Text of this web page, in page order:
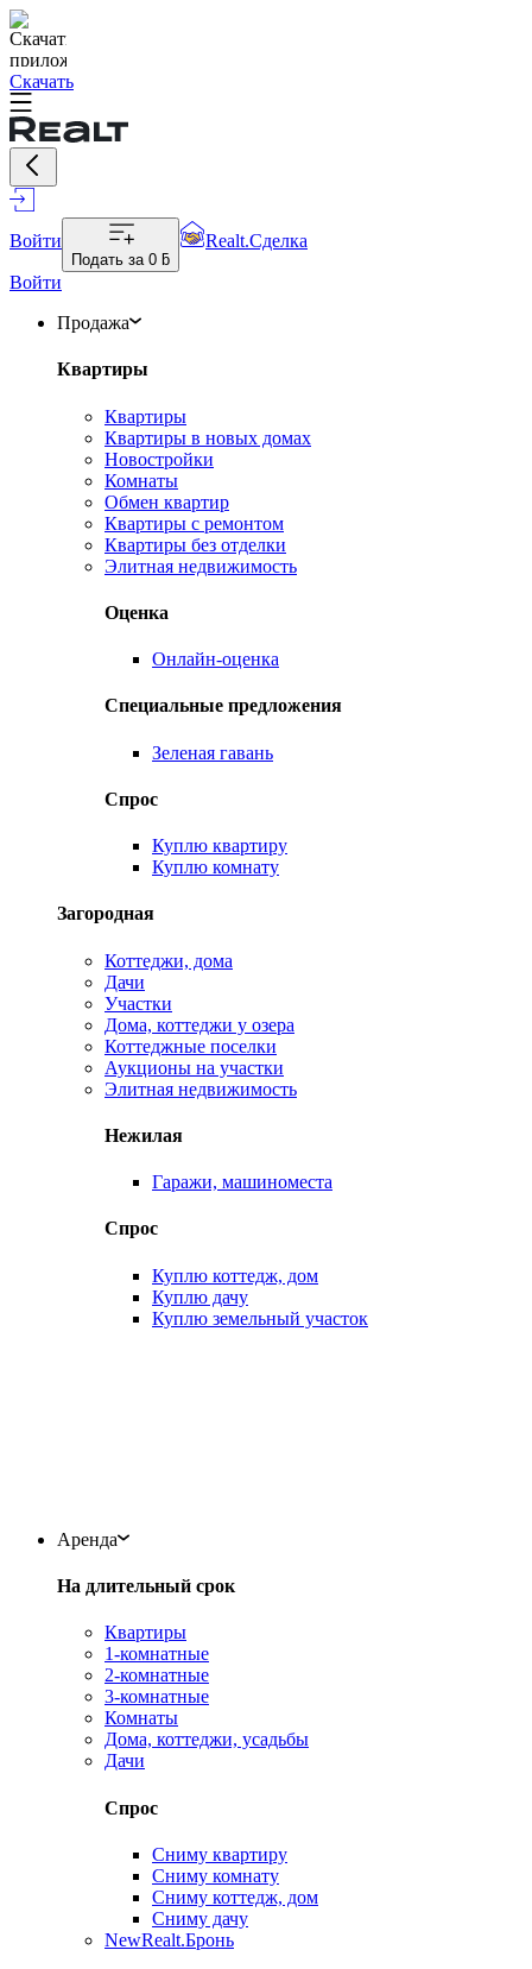
Скачать
Войти
Подать за 0 ƃ
Realt.Сделка
Войти
Продажа
Квартиры
Квартиры
Квартиры в новых домах
Новостройки
Комнаты
Обмен квартир
Квартиры с ремонтом
Квартиры без отделки
Элитная недвижимость
Оценка
Онлайн-оценка
Специальные предложения
Зеленая гавань
Спрос
Куплю квартиру
Куплю комнату
Загородная
Коттеджи, дома
Дачи
Участки
Дома, коттеджи у озера
Коттеджные поселки
Аукционы на участки
Элитная недвижимость
Нежилая
Гаражи, машиноместа
Спрос
Куплю коттедж, дом
Куплю дачу
Куплю земельный участок
Аренда
На длительный срок
Квартиры
1-комнатные
2-комнатные
3-комнатные
Комнаты
Дома, коттеджи, усадьбы
Дачи
Спрос
Сниму квартиру
Сниму комнату
Сниму коттедж, дом
Сниму дачу
NewRealt.Бронь